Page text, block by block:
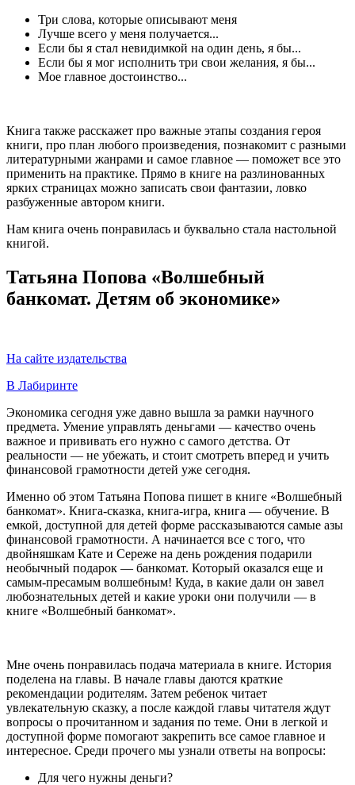
Три слова, которые описывают меня
Лучше всего у меня получается...
Если бы я стал невидимкой на один день, я бы...
Если бы я мог исполнить три свои желания, я бы...
Мое главное достоинство...
Книга также расскажет про важные этапы создания героя
книги, про план любого произведения, познакомит с разными
литературными жанрами и самое главное — поможет все это
применить на практике. Прямо в книге на разлинованных
ярких страницах можно записать свои фантазии, ловко
разбуженные автором книги.
Нам книга очень понравилась и буквально стала настольной
книгой.
Татьяна Попова «Волшебный
банкомат. Детям об экономике»
На сайте издательства
В Лабиринте
Экономика сегодня уже давно вышла за рамки научного
предмета. Умение управлять деньгами — качество очень
важное и прививать его нужно с самого детства. От
реальности — не убежать, и стоит смотреть вперед и учить
финансовой грамотности детей уже сегодня.
Именно об этом Татьяна Попова пишет в книге «Волшебный
банкомат». Книга-сказка, книга-игра, книга — обучение. В
емкой, доступной для детей форме рассказываются самые азы
финансовой грамотности. А начинается все с того, что
двойняшкам Кате и Сереже на день рождения подарили
необычный подарок — банкомат. Который оказался еще и
самым-пресамым волшебным! Куда, в какие дали он завел
любознательных детей и какие уроки они получили — в
книге «Волшебный банкомат».
Мне очень понравилась подача материала в книге. История
поделена на главы. В начале главы даются краткие
рекомендации родителям. Затем ребенок читает
увлекательную сказку, а после каждой главы читателя ждут
вопросы о прочитанном и задания по теме. Они в легкой и
доступной форме помогают закрепить все самое главное и
интересное. Среди прочего мы узнали ответы на вопросы:
Для чего нужны деньги?